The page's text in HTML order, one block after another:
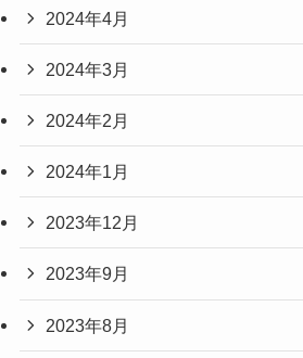
2024年4月
2024年3月
2024年2月
2024年1月
2023年12月
2023年9月
2023年8月